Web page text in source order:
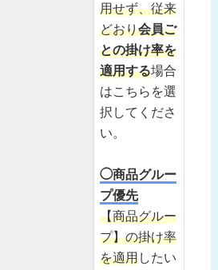
用せず、従来
どおり会員ご
との掛け率を
適用する場合
はこちらを選
択してくださ
い。
◯商品グルー
プ優先
【商品グルー
プ】の掛け率
を適用したい